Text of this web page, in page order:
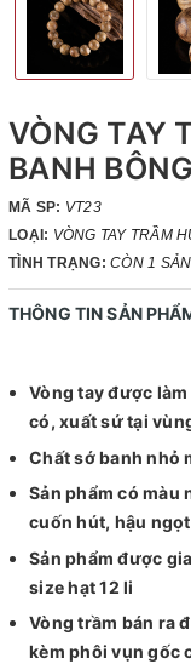
VÒNG TAY
BANH
MÃ SP: VT23
LOẠI: VÒNG TAY TRẦM
TÌNH TRẠNG: CÒN 1
THÔNG TIN SẢN
Vòng tay được
có, xuất sứ tại
Chất sớ banh nhỏ
Sản phẩm có màu
cuốn hút, hậu
Sản phẩm được
size hạt 12 li
Vòng trầm bán ra
kèm phôi vụn gốc